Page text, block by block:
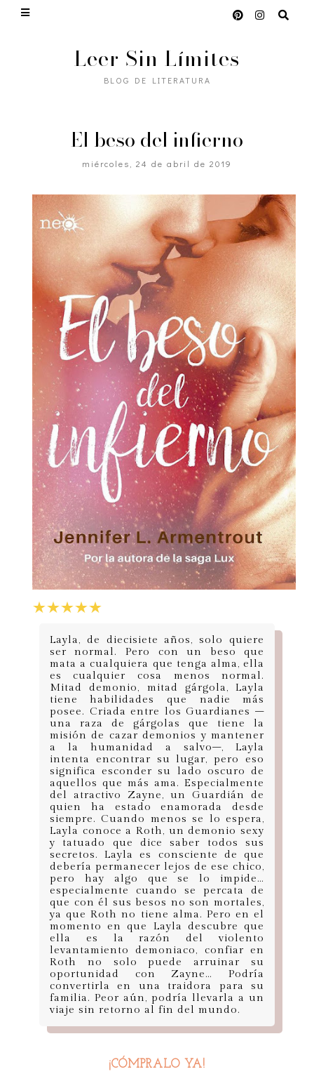
Leer Sin Límites
BLOG DE LITERATURA
El beso del infierno
miércoles, 24 de abril de 2019
Layla, de diecisiete años, solo quiere
ser normal. Pero con un beso que
mata a cualquiera que tenga alma, ella
es cualquier cosa menos normal.
Mitad demonio, mitad gárgola, Layla
tiene habilidades que nadie más
posee. Criada entre los Guardianes –
una raza de gárgolas que tiene la
misión de cazar demonios y mantener
a la humanidad a salvo–, Layla
intenta encontrar su lugar, pero eso
significa esconder su lado oscuro de
aquellos que más ama. Especialmente
del atractivo Zayne, un Guardián de
quien ha estado enamorada desde
siempre. Cuando menos se lo espera,
Layla conoce a Roth, un demonio sexy
y tatuado que dice saber todos sus
secretos. Layla es consciente de que
debería permanecer lejos de ese chico,
pero hay algo que se lo impide…
especialmente cuando se percata de
que con él sus besos no son mortales,
ya que Roth no tiene alma. Pero en el
momento en que Layla descubre que
ella es la razón del violento
levantamiento demoniaco, confiar en
Roth no solo puede arruinar su
oportunidad con Zayne… Podría
convertirla en una traidora para su
familia. Peor aún, podría llevarla a un
viaje sin retorno al fin del mundo.
¡CÓMPRALO YA!